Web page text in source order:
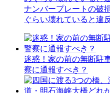
ナンバープレートの破
ぐらい壊れていると違
迷惑！家の前の無断駐
察に通報すべき？